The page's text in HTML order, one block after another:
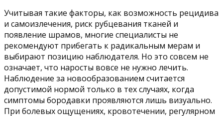
Учитывая такие факторы, как возможность рецидива
и самоизлечения, риск рубцевания тканей и
появление шрамов, многие специалисты не
рекомендуют прибегать к радикальным мерам и
выбирают позицию наблюдателя. Но это совсем не
означает, что наросты вовсе не нужно лечить.
Наблюдение за новообразованием считается
допустимой нормой только в тех случаях, когда
симптомы бородавки проявляются лишь визуально.
При болевых ощущениях, кровотечении, регулярном